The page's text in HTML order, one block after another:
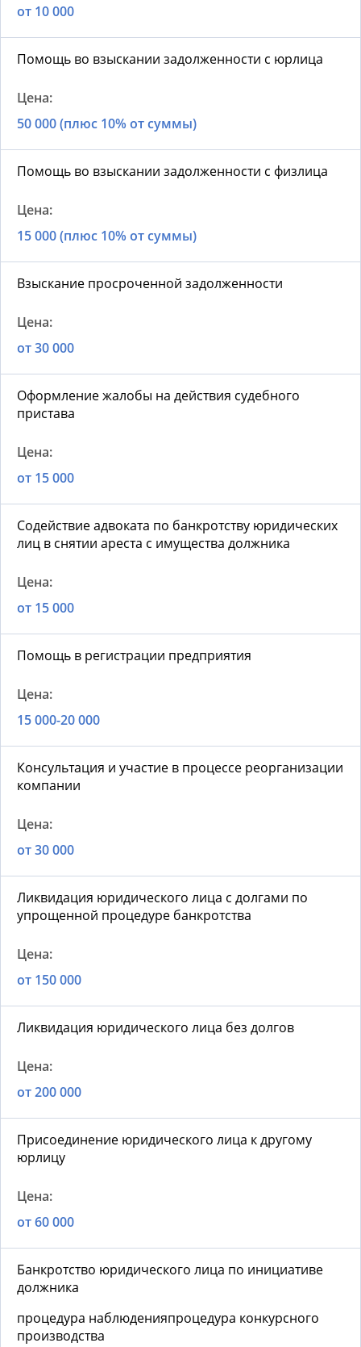
от 10 000
Помощь во взыскании задолженности с юрлица
50 000 (плюс 10% от суммы)
Помощь во взыскании задолженности с физлица
15 000 (плюс 10% от суммы)
Взыскание просроченной задолженности
от 30 000
Оформление жалобы на действия судебного
пристава
от 15 000
Содействие адвоката по банкротству юридических
лиц в снятии ареста с имущества должника
от 15 000
Помощь в регистрации предприятия
15 000-20 000
Консультация и участие в процессе реорганизации
компании
от 30 000
Ликвидация юридического лица с долгами по
упрощенной процедуре банкротства
от 150 000
Ликвидация юридического лица без долгов
от 200 000
Присоединение юридического лица к другому
юрлицу
от 60 000
Банкротство юридического лица по инициативе
должника
процедура наблюденияпроцедура конкурсного
производства